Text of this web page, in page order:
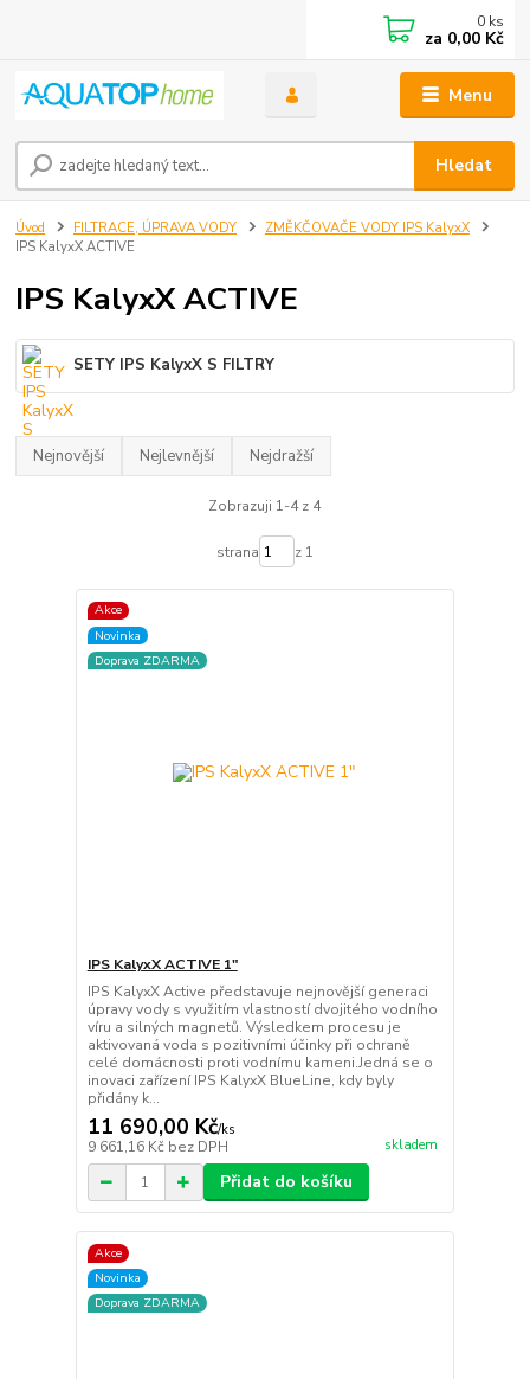
Menu
Hledat
0 ks
za 0,00 Kč
Úvod FILTRACE, ÚPRAVA VODY
ZMĚKČOVAČE VODY IPS KalyxX
IPS KalyxX ACTIVE
IPS KalyxX ACTIVE
SETY IPS KalyxX S FILTRY
Nejnovější Nejlevnější Nejdražší
Zobrazuji 1-4 z 4
strana z 1
Akce
Novinka
Doprava ZDARMA
IPS KalyxX ACTIVE 1"
IPS KalyxX Active představuje nejnovější generaci
úpravy vody s využitím vlastností dvojitého vodního
víru a silných magnetů. Výsledkem procesu je
aktivovaná voda s pozitivními účinky při ochraně
celé domácnosti proti vodnímu kameni.Jedná se o
inovaci zařízení IPS KalyxX BlueLine, kdy byly
přidány k...
11 690,00 Kč/ks
9 661,16 Kč bez DPH skladem
Přidat do košíku
Akce
Novinka
Doprava ZDARMA